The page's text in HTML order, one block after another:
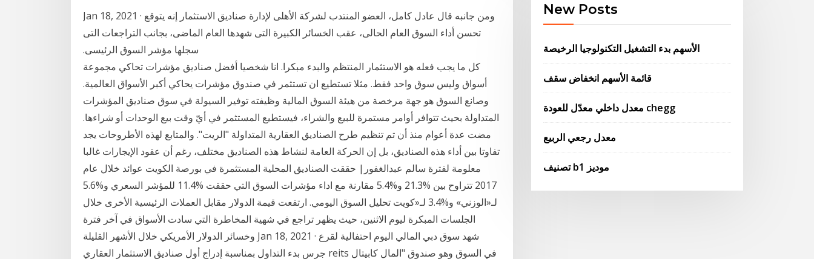
Jan 18, 2021 · ‎‫ومن جانبه قال عادل كامل، العضو المنتدب لشركة الأهلى لإدارة صناديق الاستثمار إنه يتوقع
تحسن أداء السوق العام الحالى، عقب الخسائر الكبيرة التى شهدها العام الماضى، بجانب التراجعات التى
سجلها مؤشر السوق الرئيسى.
كل ما يجب فعله هو الاستثمار المنتظم والبدء مبكرا. انا شخصيا أفضل صناديق مؤشرات تحاكي مجموعة
أسواق وليس سوق واحد فقط. مثلا تستطيع ان تستثمر في صندوق مؤشرات يحاكي أكبر الأسواق العالمية.
وصانع السوق هو جهة مرخصة من هيئة السوق المالية وظيفته توفير السيولة في سوق صناديق المؤشرات
المتداولة بحيث تتوافر أوامر مستمرة للبيع والشراء، فيستطيع المستثمر في أيّ وقت بيع الوحدات أو شراءها.
مضت عدة أعوام منذ أن تم تنظيم طرح الصناديق العقارية المتداولة "الريت". والمتابع لهذه الأطروحات يجد
تفاوتا بين أداء هذه الصناديق، بل إن الحركة العامة لنشاط هذه الصناديق مختلف، رغم أن عقود الإيجارات غالبا
معلومة لفترة سالم عبدالغفور| حققت الصناديق المحلية المستثمرة في بورصة الكويت عوائد خلال عام
2017 تتراوح بين %21.3 و%5.4 مقارنة مع اداء مؤشرات السوق التي حققت %11.4 للمؤشر السعري و%5.6
لـ«الوزني» و%3.4 لـ«كويت تحليل السوق اليومي. ارتفعت قيمة الدولار مقابل العملات الرئيسية الأخرى خلال
الجلسات المبكرة ليوم الاثنين، حيث يظهر تراجع في شهية المخاطرة التي سادت الأسواق في آخر فترة
وخسائر الدولار الأمريكي خلال الأشهر القليلة Jan 18, 2021 · شهد سوق دبي المالي اليوم احتفالية لقرع
جرس بدء التداول بمناسبة إدراج أول صناديق الاستثمار العقاري reits في السوق وهو صندوق "المال كابيتال
New Posts
الأسهم بدء التشغيل التكنولوجيا الرخيصة
قائمة الأسهم انخفاض سقف
معدل داخلي معدّل للعودة chegg
معدل رجعي الربيع
تصنيف b1 موديز